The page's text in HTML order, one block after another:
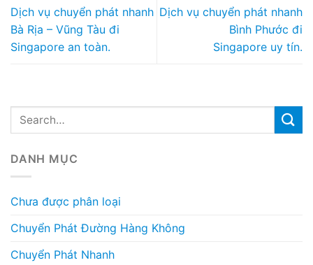
Dịch vụ chuyển phát nhanh
Bà Rịa – Vũng Tàu đi
Singapore an toàn.
Dịch vụ chuyển phát nhanh
Bình Phước đi
Singapore uy tín.
DANH MỤC
Chưa được phân loại
Chuyển Phát Đường Hàng Không
Chuyển Phát Nhanh